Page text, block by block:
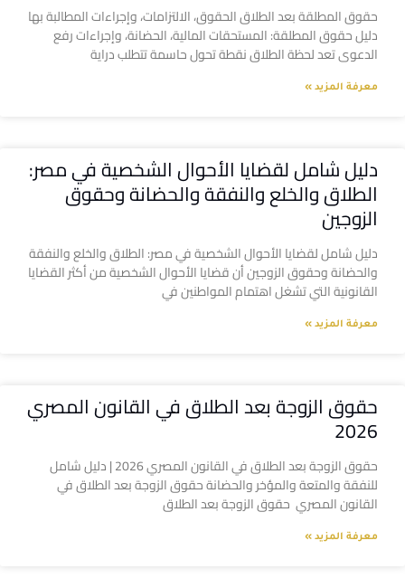
حقوق المطلقة بعد الطلاق الحقوق، الالتزامات، وإجراءات المطالبة بها
دليل حقوق المطلقة: المستحقات المالية، الحضانة، وإجراءات رفع
الدعوى تعد لحظة الطلاق نقطة تحول حاسمة تتطلب دراية
معرفة المزيد »
دليل شامل لقضايا الأحوال الشخصية في مصر:
الطلاق والخلع والنفقة والحضانة وحقوق
الزوجين
دليل شامل لقضايا الأحوال الشخصية في مصر: الطلاق والخلع والنفقة
والحضانة وحقوق الزوجين أن قضايا الأحوال الشخصية من أكثر القضايا
القانونية التي تشغل اهتمام المواطنين في
معرفة المزيد »
حقوق الزوجة بعد الطلاق في القانون المصري
2026
حقوق الزوجة بعد الطلاق في القانون المصري 2026 | دليل شامل
للنفقة والمتعة والمؤخر والحضانة حقوق الزوجة بعد الطلاق في
القانون المصري حقوق الزوجة بعد الطلاق
معرفة المزيد »